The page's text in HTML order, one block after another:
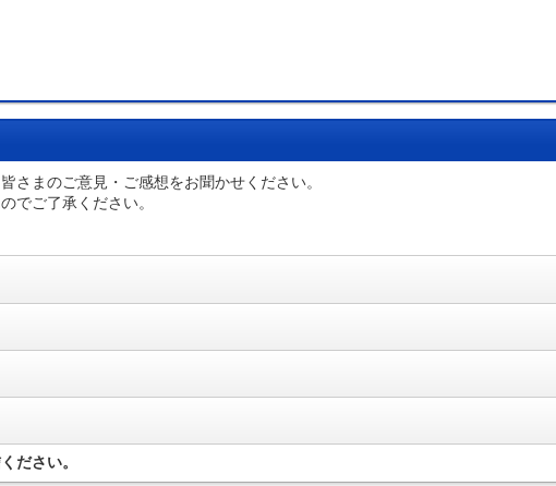
さまのご意見・ご感想をお聞かせください。
でご了承ください。
ださい。